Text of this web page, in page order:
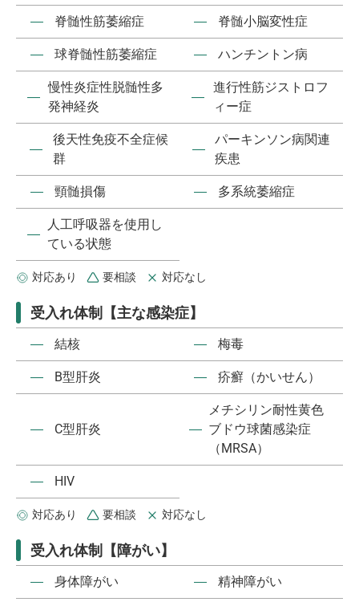
― 脊髄性筋萎縮症 ― 脊髄小脳変性症
― 球脊髄性筋萎縮症 ― ハンチントン病
―
慢性炎症性脱髄性多
発神経炎
―
進行性筋ジストロフ
ィー症
―
後天性免疫不全症候
群
―
パーキンソン病関連
疾患
― 頸髄損傷 ― 多系統萎縮症
―
人工呼吸器を使用し
ている状態
対応あり 要相談 対応なし
受入れ体制【主な感染症】
― 結核 ― 梅毒
― B型肝炎 ― 疥癬（かいせん）
― C型肝炎 ―
メチシリン耐性黄色
ブドウ球菌感染症
（MRSA）
― HIV
対応あり 要相談 対応なし
受入れ体制【障がい】
― 身体障がい ― 精神障がい